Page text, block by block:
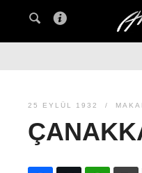
25 EYLÜL 1932